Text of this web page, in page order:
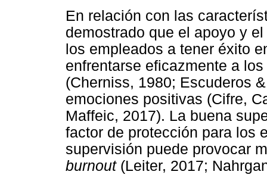
En relación con las
demostrado que el apoyo y
los empleados a tener éxito
enfrentarse eficazmente a
(Cherniss, 1980; Escuderos
emociones positivas (Cifre,
Maffeic, 2017). La buena
factor de protección para los
supervisión puede provocar
burnout(Leiter, 2017;